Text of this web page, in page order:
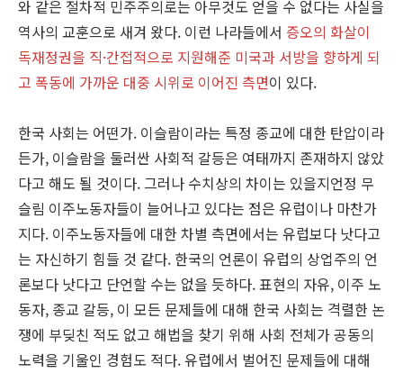
와 같은 절차적 민주주의로는 아무것도 얻을 수 없다는 사실을
역사의 교훈으로 새겨 왔다. 이런 나라들에서 증오의 화살이
독재정권을 직·간접적으로 지원해준 미국과 서방을 향하게 되
고 폭동에 가까운 대중 시위로 이어진 측면이 있다.
한국 사회는 어떤가. 이슬람이라는 특정 종교에 대한 탄압이라
든가, 이슬람을 둘러싼 사회적 갈등은 여태까지 존재하지 않았
다고 해도 될 것이다. 그러나 수치상의 차이는 있을지언정 무
슬림 이주노동자들이 늘어나고 있다는 점은 유럽이나 마찬가
지다. 이주노동자들에 대한 차별 측면에서는 유럽보다 낫다고
는 자신하기 힘들 것 같다. 한국의 언론이 유럽의 상업주의 언
론보다 낫다고 단언할 수는 없을 듯하다. 표현의 자유, 이주 노
동자, 종교 갈등, 이 모든 문제들에 대해 한국 사회는 격렬한 논
쟁에 부딪친 적도 없고 해법을 찾기 위해 사회 전체가 공동의
노력을 기울인 경험도 적다. 유럽에서 벌어진 문제들에 대해